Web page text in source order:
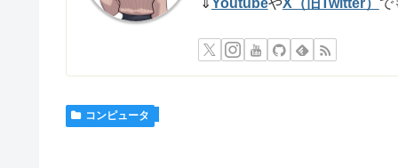
⇓ YoutubeやX（旧Twitter） で
コンピュータ